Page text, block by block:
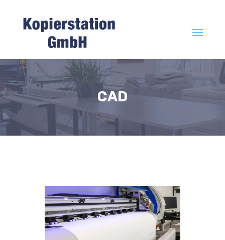
CAD
Startseite
Über uns
Leistungen
Angebote
Kontakt